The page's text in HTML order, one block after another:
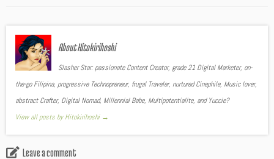
About Hitokirihoshi
Slasher Star: passionate Content Creator, grade 21 Digital Marketer, on-
the-go Filipina, progressive Technopreneur, frugal Traveler, nurtured Cinephile, Music lover,
abstract Crafter, Digital Nomad, Millennial Babe, Multipotentialite, and Yuccie?
View all posts by Hitokirihoshi →
Leave a comment